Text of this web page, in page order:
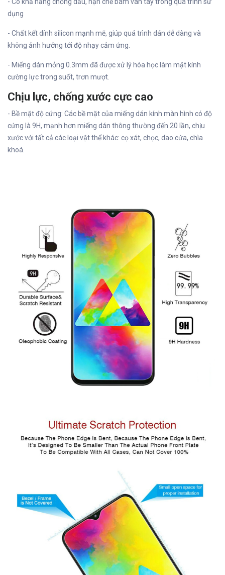
- Có khả năng chống dầu, hạn chế bám vân tay trong quá trình sử
dụng
- Chất kết dính silicon mạnh mẽ, giúp quá trình dán dễ dàng và
không ảnh hưởng tới độ nhạy cảm ứng.
- Miếng dán mỏng 0.3mm đã được xử lý hóa học làm mặt kính
cường lực trong suốt, trơn mượt.
Chịu lực, chống xước cực cao
- Bề mặt độ cứng: Các bề mặt của miếng dán kính màn hình có độ
cứng là 9H, mạnh hơn miếng dán thông thường đến 20 lần, chịu
xước với tất cả các loại vật thể khác: cọ xát, chọc, dao cứa, chìa
khoá.